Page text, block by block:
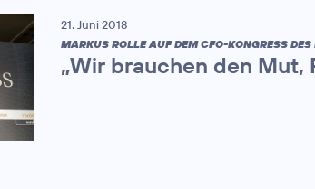
21. Juni 2018
MARKUS ROLLE AUF DEM CFO-KONGRESS
„Wir brauchen den Mut,